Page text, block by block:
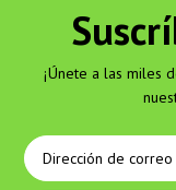
¡Únete a las miles